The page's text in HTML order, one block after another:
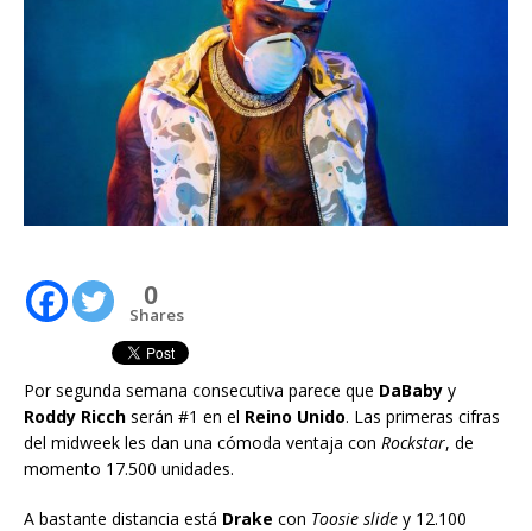
0
Shares
Por segunda semana consecutiva parece que DaBaby y
Roddy Ricch serán #1 en el Reino Unido. Las primeras cifras
del midweek les dan una cómoda ventaja con Rockstar, de
momento 17.500 unidades.
A bastante distancia está Drake con Toosie slide y 12.100